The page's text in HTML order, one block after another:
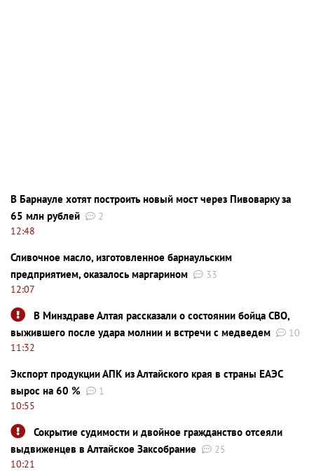
В Барнауле хотят построить новый мост через Пивоварку за
65 млн рублей
2
12:48
Сливочное масло, изготовленное барнаульским
предприятием, оказалось маргарином
33
12:07
В Минздраве Алтая рассказали о состоянии бойца СВО,
выжившего после удара молнии и встречи с медведем
10
11:32
Экспорт продукции АПК из Алтайского края в страны ЕАЭС
вырос на 60 %
1
10:55
Сокрытие судимости и двойное гражданство отсеяли
выдвиженцев в Алтайское Заксобрание
25
10:21